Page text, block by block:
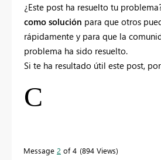
¿Este post ha resuelto tu
como solución para que otros
rápidamente y para que la
problema ha sido resuelto.
Si te ha resultado útil este post,
C
Message 2 of 4 894 Views